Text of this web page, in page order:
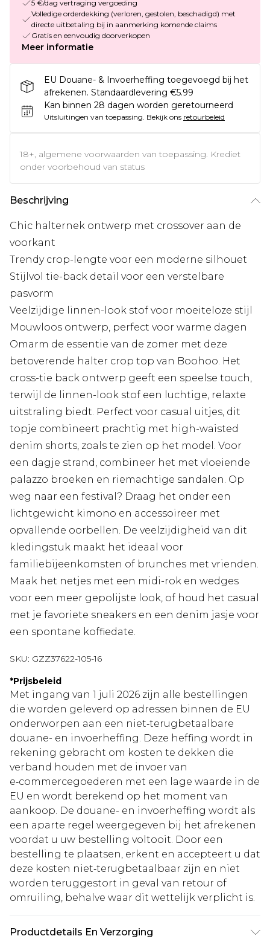
5 €/dag vertraging vergoeding
Volledige orderdekking (verloren, gestolen, beschadigd) met
directe uitbetaling bij in aanmerking komende claims
Gratis en eenvoudig doorverkopen
Meer informatie
EU Douane- & Invoerheffing toegevoegd bij het
afrekenen. Standaardlevering €5.99
Kan binnen 28 dagen worden geretourneerd
Uitsluitingen van toepassing. Bekijk ons retourbeleid
18+, algemene voorwaarden van toepassing. Krediet
onder voorbehoud van status
Beschrijving
Chic halternek ontwerp met crossover aan de
voorkant
Trendy crop-lengte voor een moderne silhouet
Stijlvol tie-back detail voor een verstelbare
pasvorm
Veelzijdige linnen-look stof voor moeiteloze stijl
Mouwloos ontwerp, perfect voor warme dagen
Omarm de essentie van de zomer met deze
betoverende halter crop top van Boohoo. Het
cross-tie back ontwerp geeft een speelse touch,
terwijl de linnen-look stof een luchtige, relaxte
uitstraling biedt. Perfect voor casual uitjes, dit
topje combineert prachtig met high-waisted
denim shorts, zoals te zien op het model. Voor
een dagje strand, combineer het met vloeiende
palazzo broeken en riemachtige sandalen. Op
weg naar een festival? Draag het onder een
lichtgewicht kimono en accessoireer met
opvallende oorbellen. De veelzijdigheid van dit
kledingstuk maakt het ideaal voor
familiebijeenkomsten of brunches met vrienden.
Maak het netjes met een midi-rok en wedges
voor een meer gepolijste look, of houd het casual
met je favoriete sneakers en een denim jasje voor
een spontane koffiedate.
SKU: GZZ37622-105-16
*Prijsbeleid
Met ingang van 1 juli 2026 zijn alle bestellingen
die worden geleverd op adressen binnen de EU
onderworpen aan een niet‑terugbetaalbare
douane- en invoerheffing. Deze heffing wordt in
rekening gebracht om kosten te dekken die
verband houden met de invoer van
e‑commercegoederen met een lage waarde in de
EU en wordt berekend op het moment van
aankoop. De douane- en invoerheffing wordt als
een aparte regel weergegeven bij het afrekenen
voordat u uw bestelling voltooit. Door een
bestelling te plaatsen, erkent en accepteert u dat
deze kosten niet‑terugbetaalbaar zijn en niet
worden teruggestort in geval van retour of
omruiling, behalve waar dit wettelijk verplicht is.
Productdetails En Verzorging